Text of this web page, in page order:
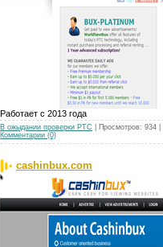
Работает с 2013 года
В ожыдании проверки РТС | Просмотров: 934
Комментарии (0)
cashinbux.com